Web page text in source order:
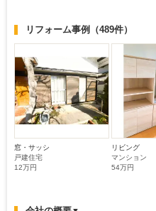
リフォーム事例 （489件）
窓・サッシ
戸建住宅
12万円
リビング
マンション
54万円